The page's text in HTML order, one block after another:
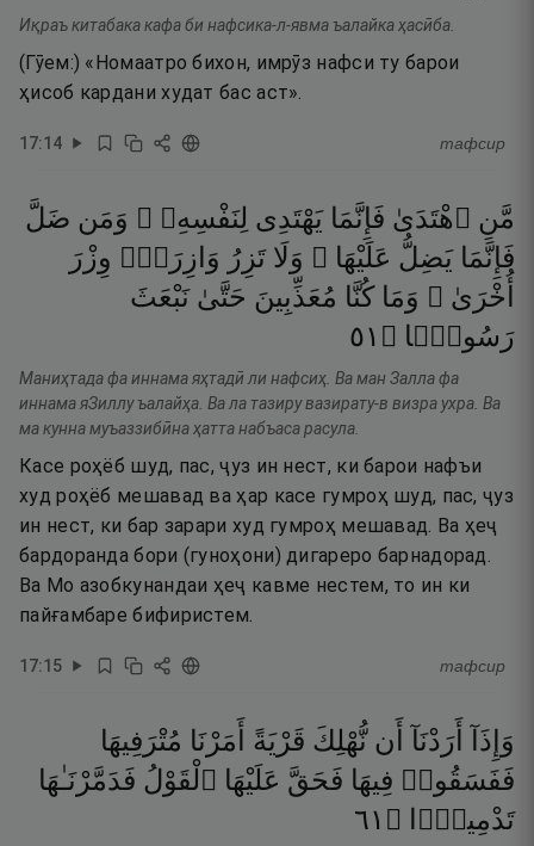
Иқраъ китабака кафа би нафсика-л-явма ъалайка ҳасӣба.
(Гӯем:) «Номаатро бихон, имрӯз нафси ту барои
ҳисоб кардани худат бас аст».
17:14 тафсир
مَّنِ ٱهْتَدَىٰ فَإِنَّمَا يَهْتَدِى لِنَفْسِهِۦ ۖ وَمَن ضَلَّ
فَإِنَّمَا يَضِلُّ عَلَيْهَا ۚ وَلَا تَزِرُ وَازِرَةٌۭ وِزْرَ
أُخْرَىٰ ۗ وَمَا كُنَّا مُعَذِّبِينَ حَتَّىٰ نَبْعَثَ
رَسُولًۭا ۝ ١٥
Маниҳтада фа иннама яҳтадӣ ли нафсиҳ. Ва ман Залла фа
иннама яЗиллу ъалайҳа. Ва ла тазиру вазирату-в визра ухра. Ва
ма кунна муъаззибӣна ҳатта набъаса расула.
Касе роҳёб шуд, пас, ҷуз ин нест, ки барои нафъи
худ роҳёб мешавад ва ҳар касе гумроҳ шуд, пас, ҷуз
ин нест, ки бар зарари худ гумроҳ мешавад. Ва ҳеҷ
бардоранда бори (гуноҳони) дигареро барнадорад.
Ва Мо азобкунандаи ҳеҷ кавме нестем, то ин ки
пайғамбаре бифиристем.
17:15 тафсир
وَإِذَآ أَرَدْنَآ أَن نُّهْلِكَ قَرْيَةً أَمَرْنَا مُتْرَفِيهَا
فَفَسَقُوا۟ فِيهَا فَحَقَّ عَلَيْهَا ٱلْقَوْلُ فَدَمَّرْنَـٰهَا
تَدْمِيرًۭا
۝ ١٦